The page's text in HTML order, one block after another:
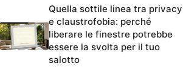
Quella sottile linea tra privacy
e claustrofobia: perché
liberare le finestre potrebbe
essere la svolta per il tuo
salotto